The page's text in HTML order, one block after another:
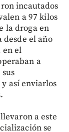
incautados
a 97 kilos
la droga en
el año
en el
a
así enviarlos
a este
se